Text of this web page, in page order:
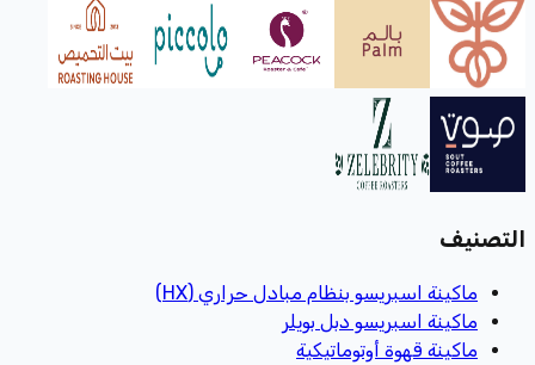
التصنيف
ماكينة اسبريسو بنظام مبادل حراري (HX)
ماكينة اسبريسو دبل بويلر
ماكينة قهوة أوتوماتيكية